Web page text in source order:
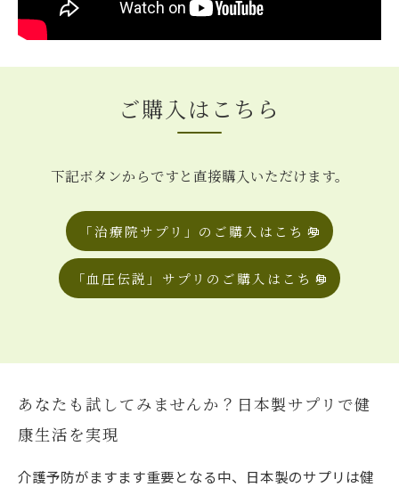
ご購入はこちら
下記ボタンからですと直接購入いただけます。
「治療院サプリ」のご購入はこちら
「血圧伝説」サプリのご購入はこちら
あなたも試してみませんか？日本製サプリで健
康生活を実現
介護予防がますます重要となる中、日本製のサプリは健